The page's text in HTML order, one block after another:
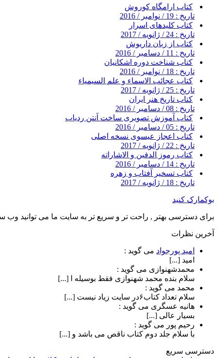
کتاب ارامگاه کوروش
تاریخ : 19 / نوامبر / 2016
کتاب کلیدهای اسرار
تاریخ : 24 / ژانویه / 2017
کتاب از زبان داریوش
تاریخ : 11 / دسامبر / 2016
کتاب شناخت دوره اشکانیان
تاریخ : 18 / نوامبر / 2016
کتاب عجائب الاسماء و علم السیمیاء
تاریخ : 25 / ژانویه / 2017
کتاب تاریخ هنر ایران
تاریخ : 08 / دسامبر / 2016
کتاب آموزش تصویری ساخت آنتن ردیاب
تاریخ : 05 / دسامبر / 2016
کتاب اعجاز عیسوی نسخه اصلی
تاریخ : 22 / ژانویه / 2017
کتاب رموز الدفین و الاشاراته
تاریخ : 14 / دسامبر / 2016
کتاب تسخیر آفتاب و زهره
تاریخ : 18 / ژانویه / 2017
بوکمارک کنید
برای دسترسی بهتر , راحت تر و سریع تر به سایت ما می توانید وب
آخرین نظرات
امید پورجواد می گوید :
امید [...]
محمدشهنوازی می گوید :
سلام بنده محمد شهنوازی فقط بوسیله ا [...]
محمد می گوید :
سلام تعداد کتاب۶در سایت زیاد نیست [...]
هانیه عسگری می گوید :
بسیار عالی [...]
رحیم پور می گوید :
با سلام جلد دوم کتاب ناقص می باشد و [...]
دسترسی سریع